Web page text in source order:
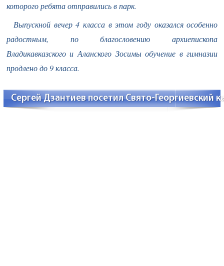
которого ребята отправились в парк.
Выпускной вечер 4 класса в этом году оказался особенно
радостным, по благословению архиепископа
Владикавказского и Аланского Зосимы обучение в гимназии
продлено до 9 класса.
Сергей Дзантиев посетил Свято-Георгиевский